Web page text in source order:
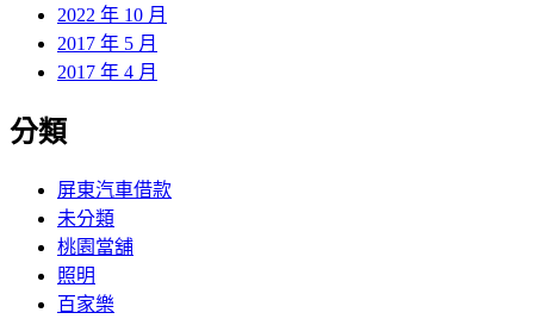
2022 年 10 月
2017 年 5 月
2017 年 4 月
分類
屏東汽車借款
未分類
桃園當舖
照明
百家樂